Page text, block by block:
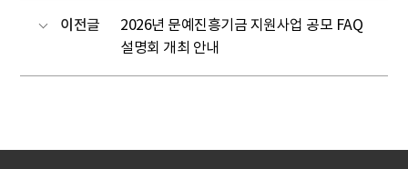
이전글
2026년 문예진흥기금 지원사업 공모 FAQ
설명회 개최 안내